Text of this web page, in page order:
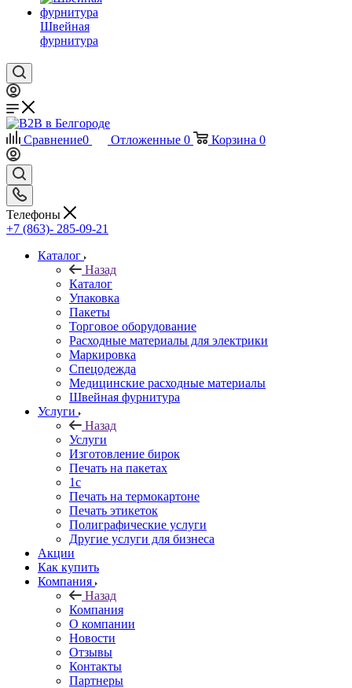
Швейная
фурнитура
Сравнение0 Отложенные 0 Корзина 0
Телефоны
+7 (863)- 285-09-21
Каталог
Назад
Каталог
Упаковка
Пакеты
Торговое оборудование
Расходные материалы для электрики
Маркировка
Спецодежда
Медицинские расходные материалы
Швейная фурнитура
Услуги
Назад
Услуги
Изготовление бирок
Печать на пакетах
1c
Печать на термокартоне
Печать этикеток
Полиграфические услуги
Другие услуги для бизнеса
Акции
Как купить
Компания
Назад
Компания
О компании
Новости
Отзывы
Контакты
Партнеры